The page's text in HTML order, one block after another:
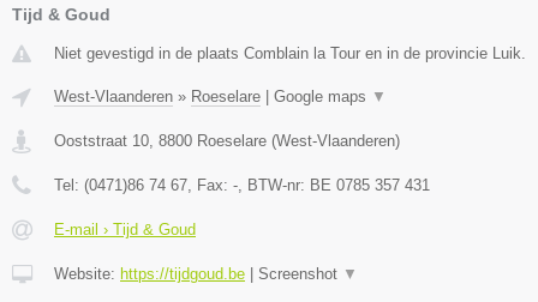
Tijd & Goud
Niet gevestigd in de plaats Comblain la Tour en in de provincie Luik.
West-Vlaanderen » Roeselare | Google maps ▼
Ooststraat 10 8800 Roeselare (West-Vlaanderen)
Tel: (0471)86 74 67 , Fax: - , BTW-nr: BE 0785 357 431
E-mail › Tijd & Goud
Website: https://tijdgoud.be | Screenshot ▼